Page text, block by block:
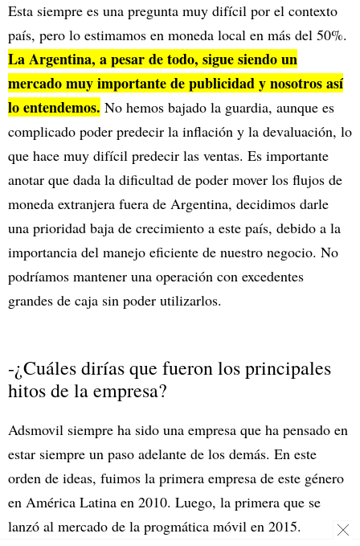
Esta siempre es una pregunta muy difícil por el contexto
país, pero lo estimamos en moneda local en más del 50%.
La Argentina, a pesar de todo, sigue siendo un
mercado muy importante de publicidad y nosotros así
lo entendemos. No hemos bajado la guardia, aunque es
complicado poder predecir la inflación y la devaluación, lo
que hace muy difícil predecir las ventas. Es importante
anotar que dada la dificultad de poder mover los flujos de
moneda extranjera fuera de Argentina, decidimos darle
una prioridad baja de crecimiento a este país, debido a la
importancia del manejo eficiente de nuestro negocio. No
podríamos mantener una operación con excedentes
grandes de caja sin poder utilizarlos.
-¿Cuáles dirías que fueron los principales
hitos de la empresa?
Adsmovil siempre ha sido una empresa que ha pensado en
estar siempre un paso adelante de los demás. En este
orden de ideas, fuimos la primera empresa de este género
en América Latina en 2010. Luego, la primera que se
lanzó al mercado de la progmática móvil en 2015.